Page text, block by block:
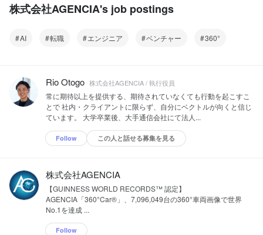
株式会社AGENCIA's job postings
AI 転職 エンジニア ベンチャー 360°
Rio Otogo 株式会社AGENCIA / 執行役員
常に期待以上を提供する、期待されていなくても行動を起こすこ
とで 社内・クライアントに限らず、自分にベクトルが向くと信じ
ています。 大学卒業後、大手通信会社にて法人...
Follow この人と話せる募集を見る
株式会社AGENCIA
【GUINNESS WORLD RECORDS™ 認定】
AGENCIA「360°Car®」、7,096,049台の360°車両画像で世界
No.1を達成 ...
Follow